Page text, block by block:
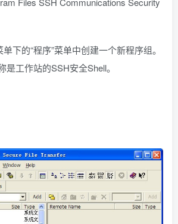
下的“程序”菜单中创建一个新程序组。
是工作站的SSH安全Shell。